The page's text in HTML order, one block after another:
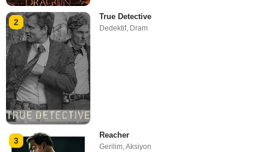
2
True Detective
Dedektif, Dram
3
Reacher
Gerilim,Aksiyon